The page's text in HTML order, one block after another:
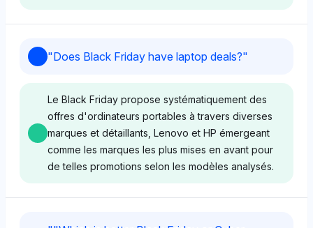
Perplexity met en avant Best Buy (3,1 %), Dell (3,1
positif concernant l'attente du Black Friday, se
concentrant sur une vue équilibrée des grandes
marques et détaillants. Sa perception se centre sur
la diversité des écosystèmes, indiquant que des
offres sur diverses marques d'ordinateurs sont
Gemini privilégie des détaillants comme Target,
visibilité) pour les achats de laptops durant le Black
Friday, soulignant leur importance dans la
disponibilité des offres. Son ton est positif, se
concentrant sur des offres accessibles dans les
grands magasins et des outils comme
"Does Black Friday have laptop deals?"
Le Black Friday propose systématiquement des
offres d'ordinateurs portables à travers diverses
marques et détaillants, Lenovo et HP émergeant
comme les marques les plus mises en avant pour
de telles promotions selon les modèles analysés.